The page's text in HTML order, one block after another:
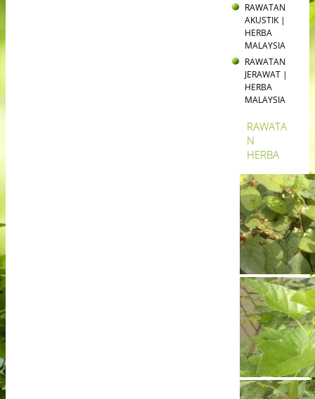
RAWATAN
AKUSTIK |
HERBA
MALAYSIA
RAWATAN
JERAWAT |
HERBA
MALAYSIA
RAWATA
N
HERBA